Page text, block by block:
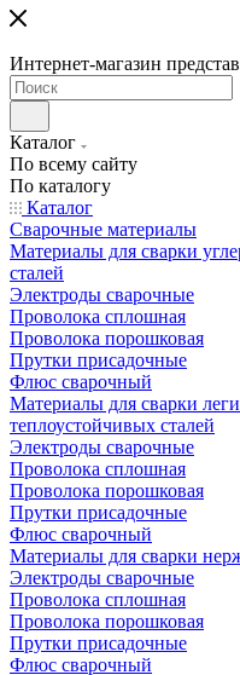
Интернет-магазин
Каталог
По всему сайту
По каталогу
Каталог
Сварочные материалы
Материалы для сварки
сталей
Электроды сварочные
Проволока сплошная
Проволока порошковая
Прутки присадочные
Флюс сварочный
Материалы для сварки
теплоустойчивых сталей
Электроды сварочные
Проволока сплошная
Проволока порошковая
Прутки присадочные
Флюс сварочный
Материалы для сварки
Электроды сварочные
Проволока сплошная
Проволока порошковая
Прутки присадочные
Флюс сварочный